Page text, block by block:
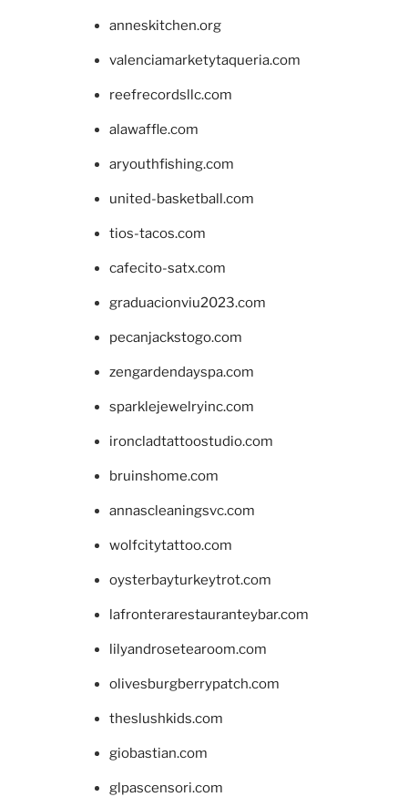
anneskitchen.org
valenciamarketytaqueria.com
reefrecordsllc.com
alawaffle.com
aryouthfishing.com
united-basketball.com
tios-tacos.com
cafecito-satx.com
graduacionviu2023.com
pecanjackstogo.com
zengardendayspa.com
sparklejewelryinc.com
ironcladtattoostudio.com
bruinshome.com
annascleaningsvc.com
wolfcitytattoo.com
oysterbayturkeytrot.com
lafronterarestauranteybar.com
lilyandrosetearoom.com
olivesburgberrypatch.com
theslushkids.com
giobastian.com
glpascensori.com